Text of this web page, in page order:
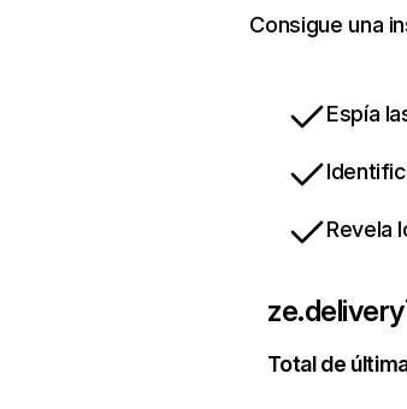
Consigue una
Espía
Revela
ze.delivery
Total de